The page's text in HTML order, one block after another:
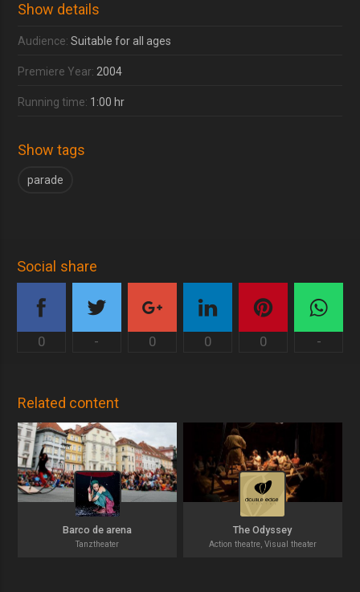
Show details
Audience:Suitable for all ages
Premiere Year:2004
Running time: 1:00 hr
Show tags
parade
Social share
0 - 0 0 0 -
Related content
Barco de arena
Tanztheater
The Odyssey
Action theatre, Visual theater